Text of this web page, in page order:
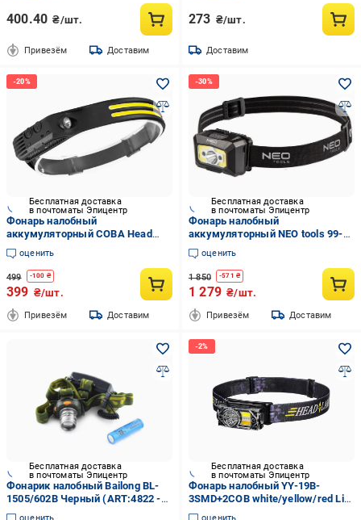
400.40 ₴/шт.
Привезём Доставим
273 ₴/шт.
Доставим
Бесплатная доставка
в почтоматы Эпицентр
Фонарь налобный
аккумуляторный COBA Head
Lamp W689-2
оценить
499 -100 ₴
399 ₴/шт.
Привезём Доставим
Бесплатная доставка
в почтоматы Эпицентр
Фонарь налобный
аккумуляторный NEO tools 99-
073 250Lm Черный (20870750)
оценить
1 850 -571 ₴
1 279 ₴/шт.
Привезём Доставим
Бесплатная доставка
в почтоматы Эпицентр
Фонарик налобный Bailong BL-
1505/602B Черный (ART:4822 -
13528)
Бесплатная доставка
в почтоматы Эпицентр
Фонарь налобный YY-19B-
3SMD+2COB white/yellow/red Li-
Ion/USB-C/Motion sensor/Power